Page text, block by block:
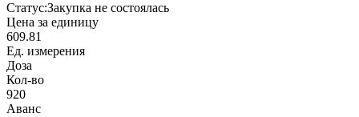
Статус:Закупка не состоялась
Цена за единицу
609.81
Ед. измерения
Доза
Кол-во
920
Аванс